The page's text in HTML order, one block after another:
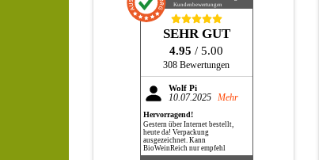
Kundenbewertungen
SEHR GUT
4.95 / 5.00
308 Bewertungen
Wolf Pi
10.07.2025 Mehr
Hervorragend!
Gestern über Internet bestellt,
heute da! Verpackung
ausgezeichnet. Kann
BioWeinReich nur empfehl